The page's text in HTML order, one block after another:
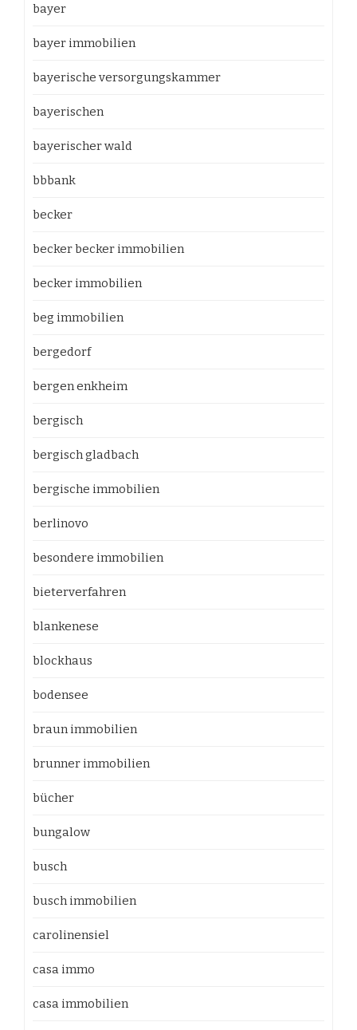
bayer
bayer immobilien
bayerische versorgungskammer
bayerischen
bayerischer wald
bbbank
becker
becker becker immobilien
becker immobilien
beg immobilien
bergedorf
bergen enkheim
bergisch
bergisch gladbach
bergische immobilien
berlinovo
besondere immobilien
bieterverfahren
blankenese
blockhaus
bodensee
braun immobilien
brunner immobilien
bücher
bungalow
busch
busch immobilien
carolinensiel
casa immo
casa immobilien